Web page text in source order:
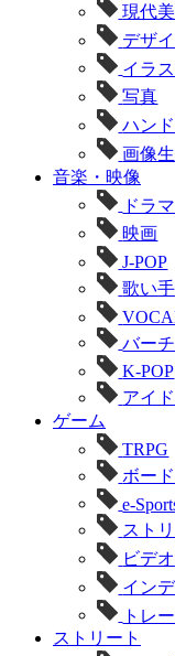
現代
デザ
イラ
写真
ハン
画像
音楽・映像
ドラマ
映画
J-POP
歌い手
バー
K-POP
アイ
ゲーム
TRPG
ボー
e-
スト
ビデ
イン
トレ
ストリート